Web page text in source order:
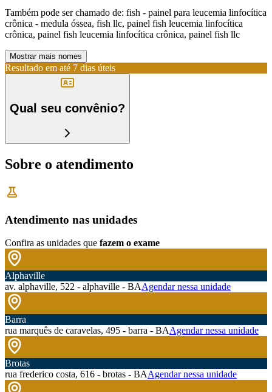
Também pode ser chamado de: fish - painel para leucemia linfocítica
crônica - medula óssea, fish llc, painel fish leucemia linfocítica
crônica, painel fish leucemia linfocítica crônica, painel fish llc
Mostrar mais nomes
Resultado em até 7 dias úteis
Qual seu convênio?
Sobre o atendimento
Atendimento nas unidades
Confira as unidades que fazem o exame
Alphaville
av. alphaville, 522 - alphaville - BAAgendar nessa unidade
Barra
rua marquês de caravelas, 495 - barra - BAAgendar nessa unidade
Brotas
rua frederico costa, 616 - brotas - BAAgendar nessa unidade